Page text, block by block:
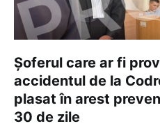
Șoferul care ar fi
accidentul de la
plasat în arest
30 de zile